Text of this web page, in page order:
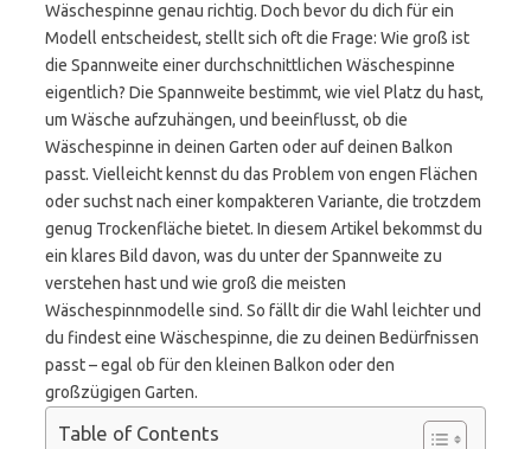
Wäschespinne genau richtig. Doch bevor du dich für ein
Modell entscheidest, stellt sich oft die Frage: Wie groß ist
die Spannweite einer durchschnittlichen Wäschespinne
eigentlich? Die Spannweite bestimmt, wie viel Platz du hast,
um Wäsche aufzuhängen, und beeinflusst, ob die
Wäschespinne in deinen Garten oder auf deinen Balkon
passt. Vielleicht kennst du das Problem von engen Flächen
oder suchst nach einer kompakteren Variante, die trotzdem
genug Trockenfläche bietet. In diesem Artikel bekommst du
ein klares Bild davon, was du unter der Spannweite zu
verstehen hast und wie groß die meisten
Wäschespinnmodelle sind. So fällt dir die Wahl leichter und
du findest eine Wäschespinne, die zu deinen Bedürfnissen
passt – egal ob für den kleinen Balkon oder den
großzügigen Garten.
Table of Contents